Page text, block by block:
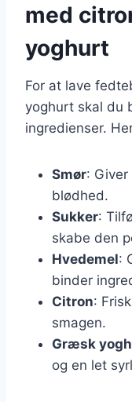
med
yoghurt
For at lave
yoghurt skal du
ingredienser.
Smør: Giver
blødhed.
Sukker:
skabe den
Hvedemel:
binder
Citron:
smagen.
Græsk
og en let